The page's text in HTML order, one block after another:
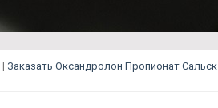
| Заказать Оксандролон Пропионат Сальск